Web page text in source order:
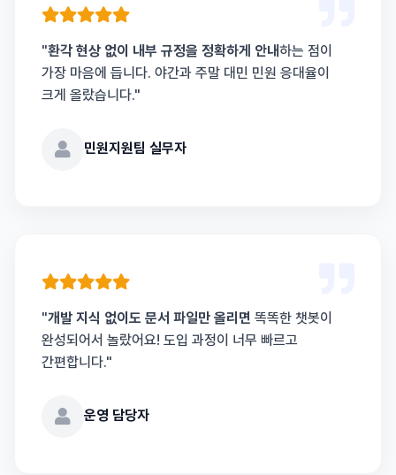
"환각 현상 없이 내부 규정을 정확하게 안내하는 점이
가장 마음에 듭니다. 야간과 주말 대민 민원 응대율이
크게 올랐습니다."
민원지원팀 실무자
"개발 지식 없이도 문서 파일만 올리면 똑똑한 챗봇이
완성되어서 놀랐어요! 도입 과정이 너무 빠르고
간편합니다."
운영 담당자